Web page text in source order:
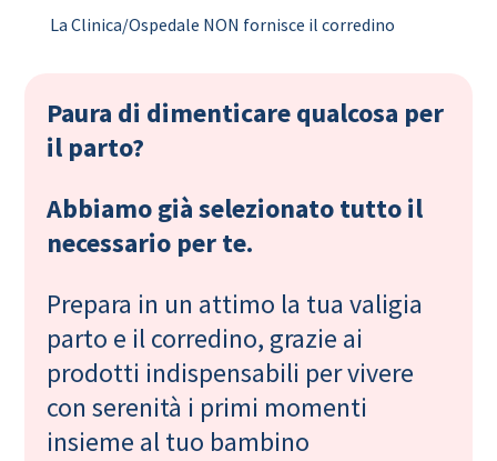
La Clinica/Ospedale NON fornisce il corredino
Paura di dimenticare qualcosa per
il parto?
Abbiamo già selezionato tutto il
necessario per te.
Prepara in un attimo la tua valigia
parto e il corredino, grazie ai
prodotti indispensabili per vivere
con serenità i primi momenti
insieme al tuo bambino